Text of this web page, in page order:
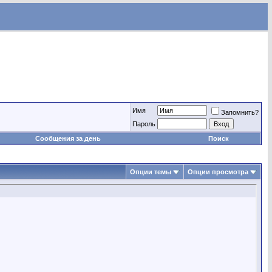
Имя
Запомнить?
Пароль
Сообщения за день
Поиск
Опции темы Опции просмотра